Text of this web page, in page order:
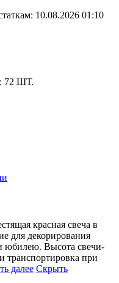
10.08.2026 01:10
72 ШТ.
красная свеча в
для декорирования
юбилею. Высота свечи-
при
далее Скрыть